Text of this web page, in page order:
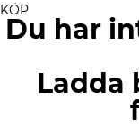
KÖP
Du har
Ladda